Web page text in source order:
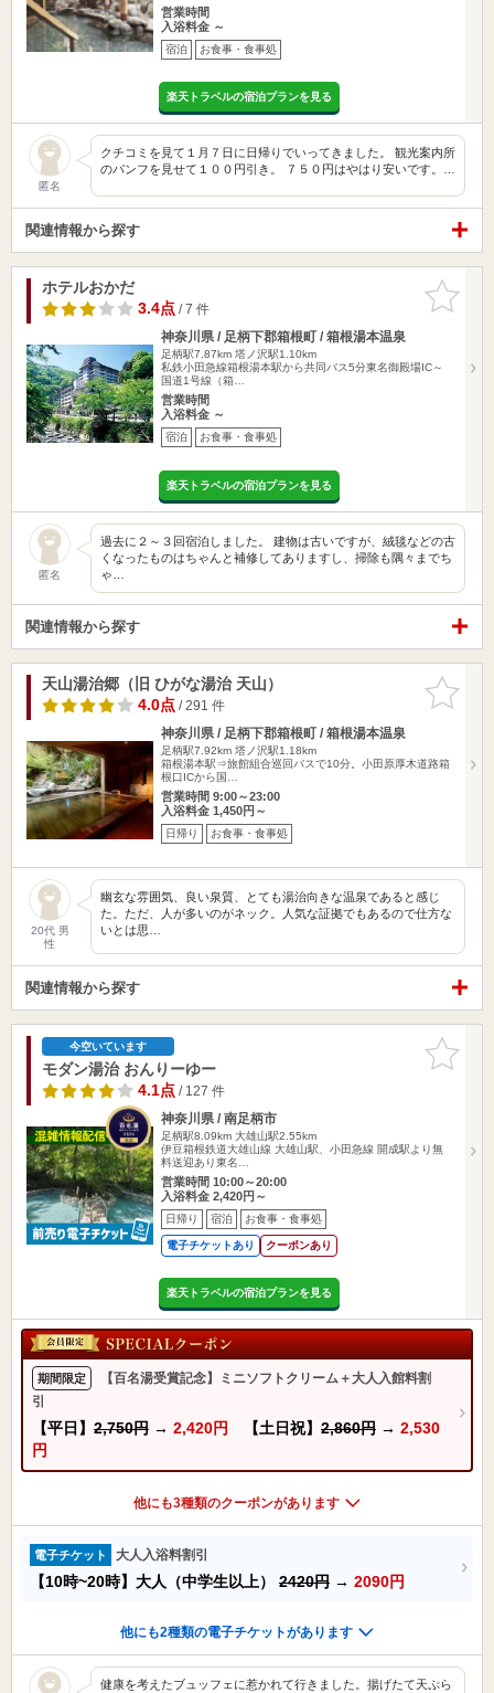
営業時間
入浴料金 ～
宿泊 お食事・食事処
楽天トラベルの宿泊プランを見る
匿名
クチコミを見て１月７日に日帰りでいってきました。 観光案内所
のパンフを見せて１００円引き。 ７５０円はやはり安いです。…
関連情報から探す
お気に入
りに追加
ホテルおかだ
3.4点/ 7 件
神奈川県 / 足柄下郡箱根町 / 箱根湯本温泉
足柄駅7.87km 塔ノ沢駅1.10km
私鉄小田急線箱根湯本駅から共同バス5分東名御殿場IC～
国道1号線（箱…
営業時間
入浴料金 ～
宿泊 お食事・食事処
楽天トラベルの宿泊プランを見る
匿名
過去に２～３回宿泊しました。 建物は古いですが、絨毯などの古
くなったものはちゃんと補修してありますし、掃除も隅々までち
ゃ…
関連情報から探す
お気に入
りに追加
天山湯治郷（旧 ひがな湯治 天山）
4.0点/ 291 件
神奈川県 / 足柄下郡箱根町 / 箱根湯本温泉
足柄駅7.92km 塔ノ沢駅1.18km
箱根湯本駅⇒旅館組合巡回バスで10分。小田原厚木道路箱
根口ICから国…
営業時間 9:00～23:00
入浴料金 1,450円～
日帰り お食事・食事処
20代 男
性
幽玄な雰囲気、良い泉質、とても湯治向きな温泉であると感じ
た。ただ、人が多いのがネック。人気な証拠でもあるので仕方な
いとは思…
関連情報から探す
お気に入
りに追加
今空いています
モダン湯治 おんりーゆー
4.1点/ 127 件
神奈川県 / 南足柄市
足柄駅8.09km 大雄山駅2.55km
伊豆箱根鉄道大雄山線 大雄山駅、小田急線 開成駅より無
料送迎あり東名…
営業時間 10:00～20:00
入浴料金 2,420円～
日帰り 宿泊 お食事・食事処
電子チケットあり クーポンあり
楽天トラベルの宿泊プランを見る
期間限定
【百名湯受賞記念】ミニソフトクリーム＋大人入館料割
引
【平日】 2,750円 → 2,420円 【土日祝】 2,860円 → 2,530
円
他にも3種類のクーポンがあります
電子チケット 大人入浴料割引
【10時~20時】大人（中学生以上） 2420円 → 2090円
他にも2種類の電子チケットがあります
健康を考えたブュッフェに惹かれて行きました。揚げたて天ぷら